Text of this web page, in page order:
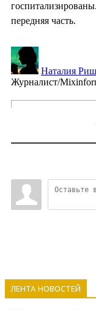
передняя часть.
Наталия
Журналист/
ЛЕНТА НОВОСТЕЙ